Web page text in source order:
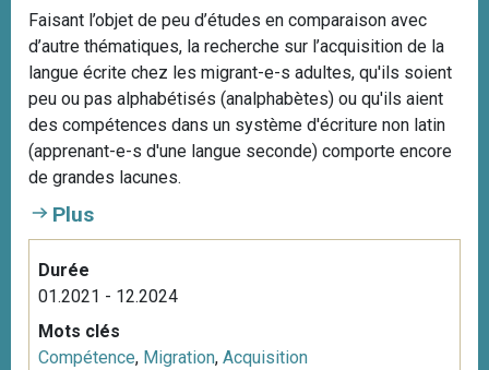
Faisant l’objet de peu d’études en comparaison avec
d’autre thématiques, la recherche sur l’acquisition de la
langue écrite chez les migrant-e-s adultes, qu'ils soient
peu ou pas alphabétisés (analphabètes) ou qu'ils aient
des compétences dans un système d'écriture non latin
(apprenant-e-s d'une langue seconde) comporte encore
de grandes lacunes.
Plus
Durée
01.2021 - 12.2024
Mots clés
Compétence, Migration, Acquisition